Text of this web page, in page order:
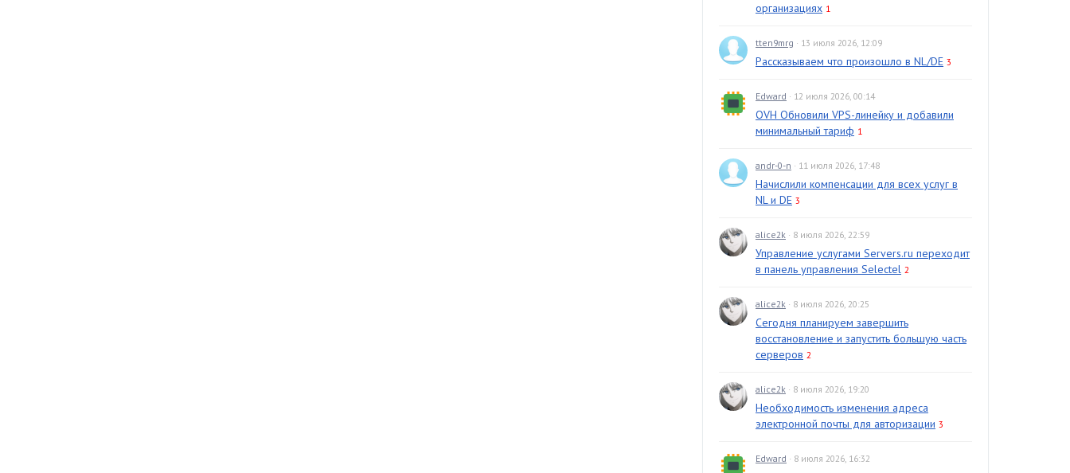
организациях 1
tten9mrg · 13 июля 2026, 12:09
Рассказываем что произошло в NL/DE 3
Edward · 12 июля 2026, 00:14
OVH Обновили VPS-линейку и добавили
минимальный тариф 1
andr-0-n · 11 июля 2026, 17:48
Начислили компенсации для всех услуг в
NL и DE 3
alice2k · 8 июля 2026, 22:59
Управление услугами Servers.ru переходит
в панель управления Selectel 2
alice2k · 8 июля 2026, 20:25
Сегодня планируем завершить
восстановление и запустить большую часть
серверов 2
alice2k · 8 июля 2026, 19:20
Необходимость изменения адреса
электронной почты для авторизации 3
Edward · 8 июля 2026, 16:32